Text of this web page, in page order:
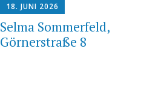
18. JUNI 2026
Selma Sommerfeld,
Görnerstraße 8